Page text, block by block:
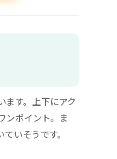
ます。上下にアク
ンポイント。ま
いそうです。